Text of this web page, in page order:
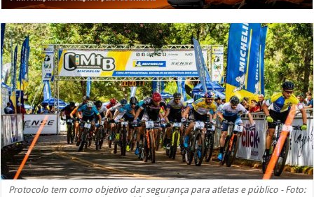
Protocolo tem como objetivo dar segurança para atletas e público - Foto: